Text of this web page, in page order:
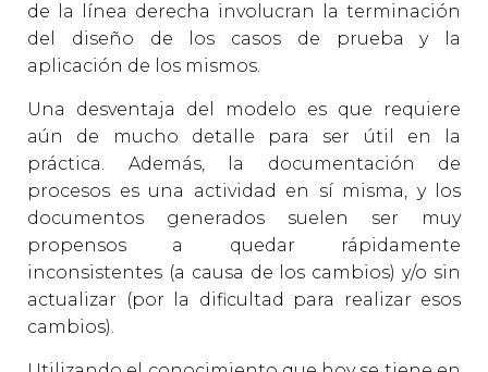
de la línea derecha involucran la terminación
del diseño de los casos de prueba y la
aplicación de los mismos.
Una desventaja del modelo es que requiere
aún de mucho detalle para ser útil en la
práctica. Además, la documentación de
procesos es una actividad en sí misma, y los
documentos generados suelen ser muy
propensos a quedar rápidamente
inconsistentes (a causa de los cambios) y/o sin
actualizar (por la dificultad para realizar esos
cambios).